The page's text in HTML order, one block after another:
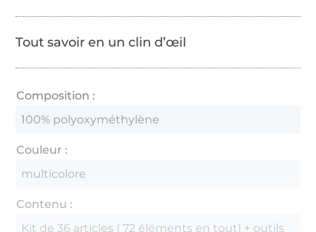
Tout savoir en un clin d’œil
Composition :
100% polyoxyméthylène
Couleur :
multicolore
Contenu :
Kit de 36 articles ( 72 éléments en tout) + outils